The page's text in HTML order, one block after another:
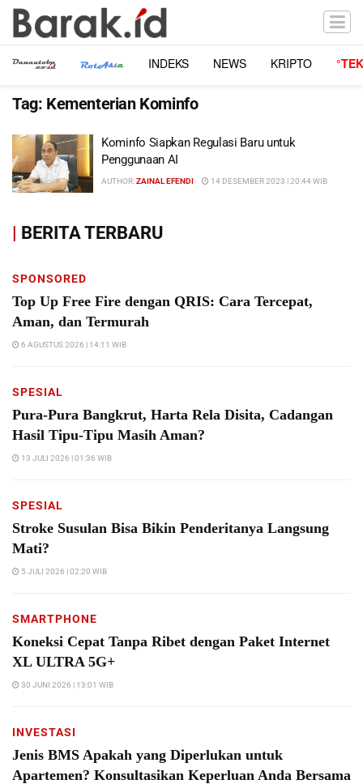
INDEKS NEWS KRIPTO
Tag: Kementerian Kominfo
Kominfo Siapkan Regulasi Baru untuk
Penggunaan AI
AUTHOR:ZAINAL EFENDI 14 DESEMBER 2023 | 20:44 WIB
| BERITA TERBARU
SPONSORED
Top Up Free Fire dengan QRIS: Cara Tercepat,
Aman, dan Termurah
6 AGUSTUS 2026 | 14:11 WIB
SPESIAL
Pura-Pura Bangkrut, Harta Rela Disita, Cadangan
Hasil Tipu-Tipu Masih Aman?
13 JULI 2026 | 01:36 WIB
SPESIAL
Stroke Susulan Bisa Bikin Penderitanya Langsung
Mati?
5 JULI 2026 | 02:20 WIB
SMARTPHONE
Koneksi Cepat Tanpa Ribet dengan Paket Internet
XL ULTRA 5G+
30 JUNI 2026 | 13:01 WIB
INVESTASI
Jenis BMS Apakah yang Diperlukan untuk
Apartemen? Konsultasikan Keperluan Anda Bersama